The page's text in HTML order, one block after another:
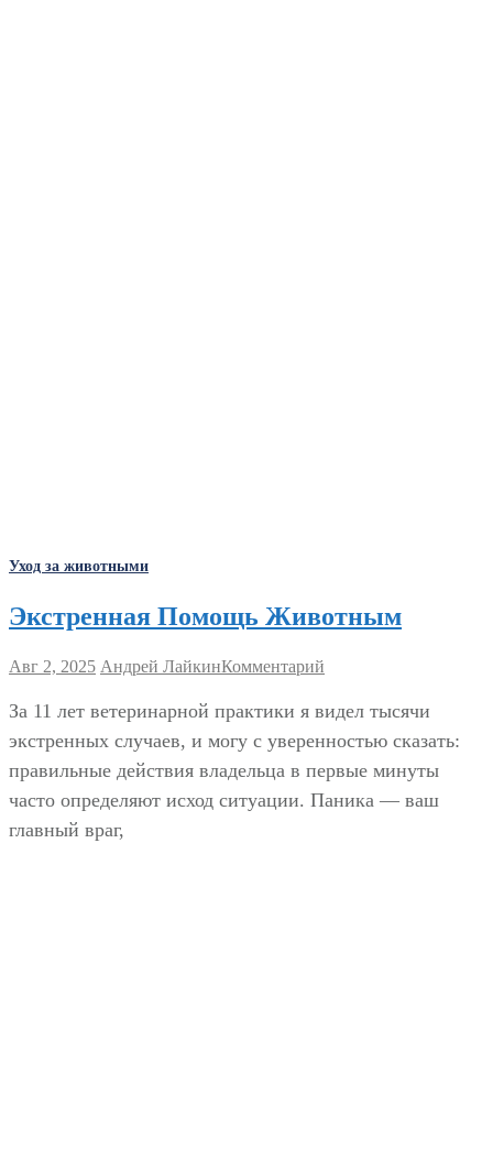
Уход за животными
Экстренная Помощь Животным
Авг 2, 2025 Андрей ЛайкинКомментарий
За 11 лет ветеринарной практики я видел тысячи
экстренных случаев, и могу с уверенностью сказать:
правильные действия владельца в первые минуты
часто определяют исход ситуации. Паника — ваш
главный враг,